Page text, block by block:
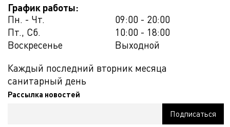
График работы:
Пн. - Чт.
09:00 - 20:00
Пт., Сб.
10:00 - 18:00
Воскресенье
Выходной
Каждый последний вторник месяца
санитарный день
Рассылка новостей